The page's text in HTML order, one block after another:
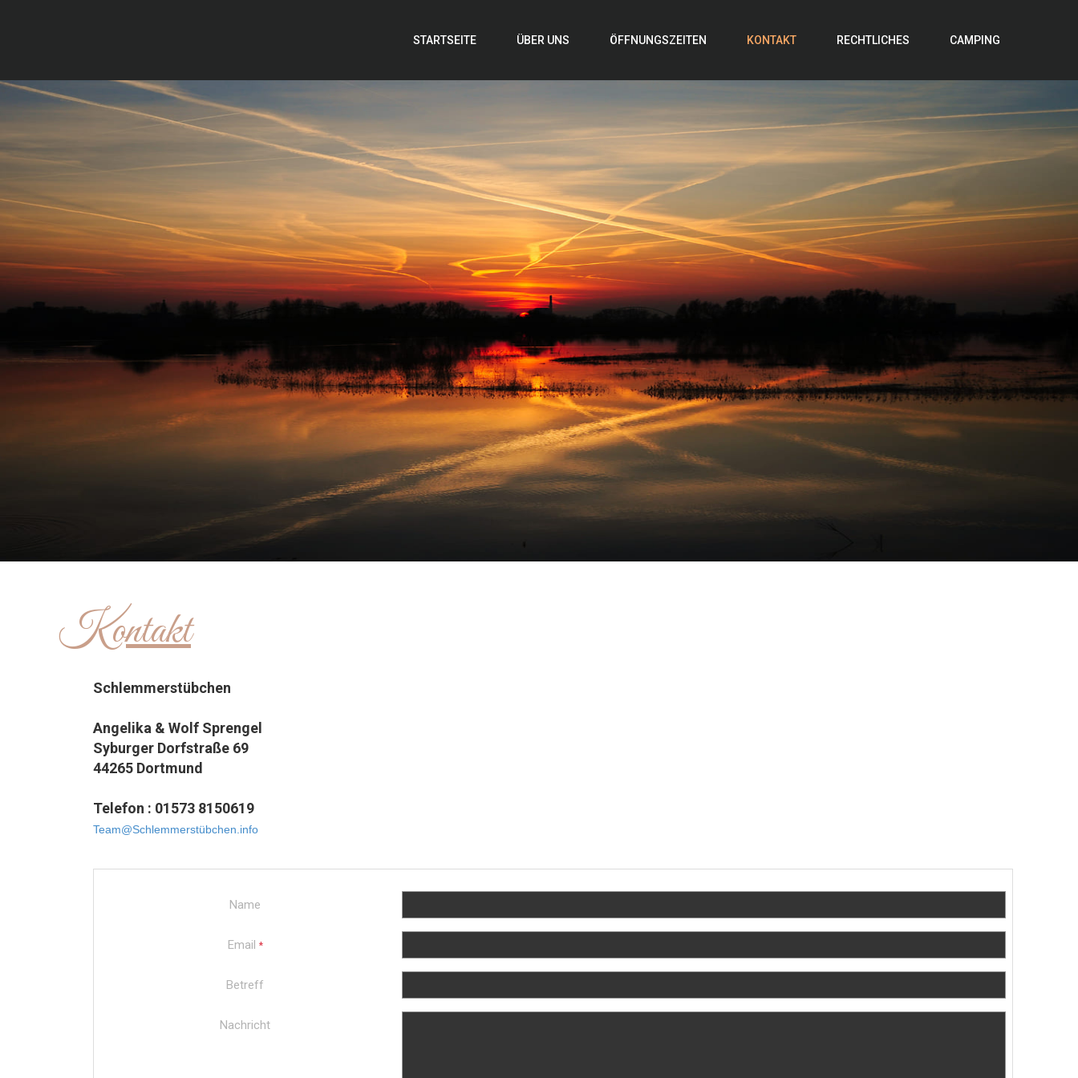
STARTSEITE ÜBER UNS ÖFFNUNGSZEITEN KONTAKT RECHTLICHES CAMPING
Kontakt
Schlemmerstübchen
Angelika & Wolf Sprengel
Syburger Dorfstraße 69
44265 Dortmund
Telefon : 01573 8150619
Team@Schlemmerstübchen.info
Name
Email *
Betreff
Nachricht